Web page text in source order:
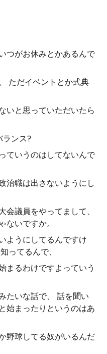
つがお休みとかあるんで
ただイベントとか式典
いと思っていただいたら
ランス?
ていうのはしてないんで
治職は出さないようにし
会議員をやってまして、
ないですか。
ようにしてるんですけ
ってるんで、
まるわけですよっていう
たいな話で、 話を聞い
始まったりというのはあ
野球してる奴がいるんだ